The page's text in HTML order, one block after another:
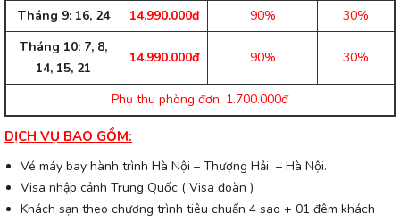
Tháng 9: 16, 24
14.990.000đ 90%
30%
Tháng 10: 7, 8,
14, 15, 21
14.990.000đ 90% 30%
Phụ thu phòng đơn: 1.700.000đ
DỊCH VỤ BAO GỒM:
Vé máy bay hành trình Hà Nội – Thượng Hải – Hà Nội.
Visa nhập cảnh Trung Quốc ( Visa đoàn )
Khách sạn theo chương trình tiêu chuẩn 4 sao + 01 đêm khách